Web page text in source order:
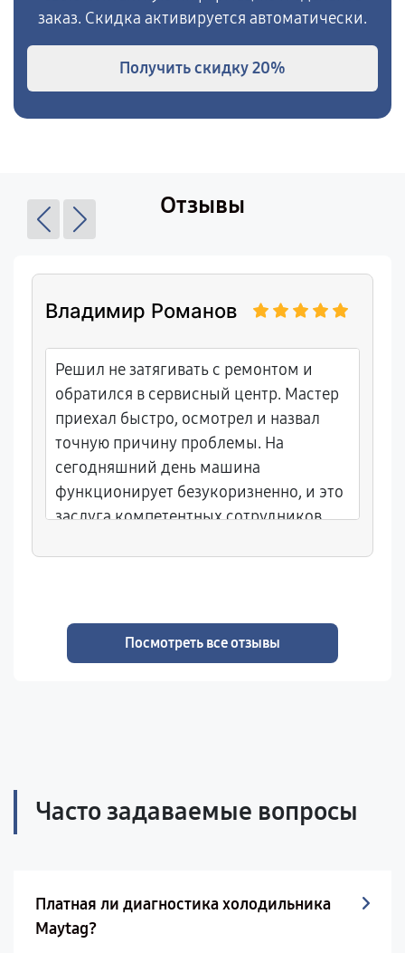
заказ. Скидка активируется автоматически.
Получить скидку20%
Отзывы
Владимир Романов
Решил не затягивать с ремонтом и
обратился в сервисный центр. Мастер
приехал быстро, осмотрел и назвал
точную причину проблемы. На
сегодняшний день машина
функционирует безукоризненно, и это
заслуга компетентных сотрудников.
Посмотреть все отзывы
Часто задаваемые вопросы
Платная ли диагностика холодильника
Maytag?